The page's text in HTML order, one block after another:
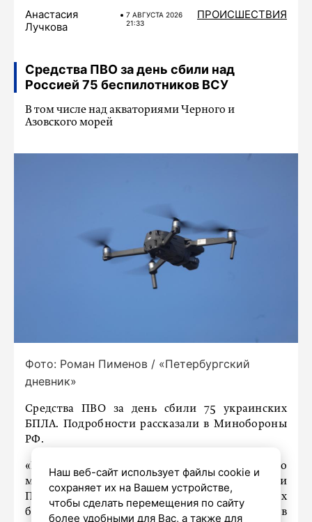
Анастасия
Лучкова
7 АВГУСТА 2026
21:33
ПРОИСШЕСТВИЯ
Средства ПВО за день сбили над
Россией 75 беспилотников ВСУ
В том числе над акваториями Черного и
Азовского морей
Фото: Роман Пименов / «Петербургский
дневник»
Средства ПВО за день сбили 75 украинских
БПЛА. Подробности рассказали в Минобороны
РФ.
«В течение дня в период с 8:00 до 20:00 по
московскому времени дежурными средствами
ПВО перехвачены и уничтожены 75 украинских
беспилотных летательных аппаратов
Наш веб-сайт использует файлы cookie и
сохраняет их на Вашем устройстве,
чтобы сделать перемещения по сайту
более удобными для Вас, а также для